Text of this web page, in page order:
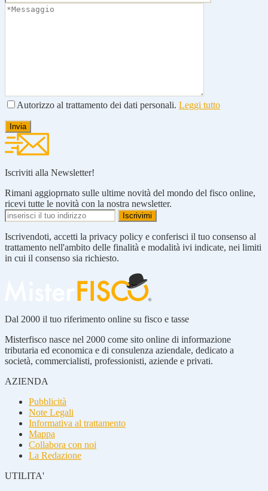
Autorizzo al trattamento dei dati personali. Leggi tutto
Iscriviti alla Newsletter!
Rimani aggioprnato sulle ultime novità del mondo del fisco online,
ricevi tutte le novità con la nostra newsletter.
Iscrivendoti, accetti la privacy policy e conferisci il tuo consenso al
trattamento nell'ambito delle finalità e modalità ivi indicate, nei limiti
in cui il consenso sia richiesto.
Dal 2000 il tuo riferimento online su fisco e tasse
Misterfisco nasce nel 2000 come sito online di informazione
tributaria ed economica e di consulenza aziendale, dedicato a
società, commercialisti, professionisti, aziende e privati.
AZIENDA
Pubblicità
Note Legali
Informativa al trattamento
Mappa
Collabora con noi
La Redazione
UTILITA'